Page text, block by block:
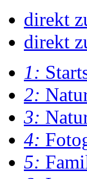
direkt
direkt
1:
2:
3:
4:
5: